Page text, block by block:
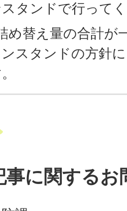
タンドで行って
め替え量の合計が
スタンドの方針
事に関するお